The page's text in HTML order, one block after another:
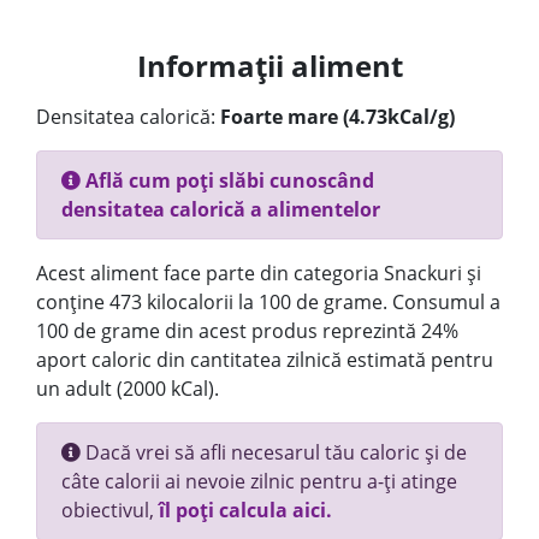
Informații aliment
Densitatea calorică: Foarte mare (4.73kCal/g)
Află cum poți slăbi cunoscând
densitatea calorică a alimentelor
Acest aliment face parte din categoria Snackuri și
conține 473 kilocalorii la 100 de grame. Consumul a
100 de grame din acest produs reprezintă 24%
aport caloric din cantitatea zilnică estimată pentru
un adult (2000 kCal).
Dacă vrei să afli necesarul tău caloric și de
câte calorii ai nevoie zilnic pentru a-ți atinge
obiectivul,îl poți calcula aici.